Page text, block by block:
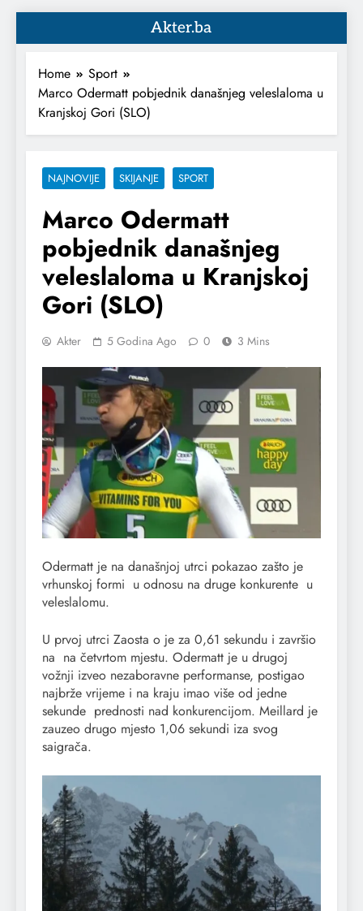
Akter.ba
Home
Sport
Marco Odermatt pobjednik današnjeg veleslaloma u
Kranjskoj Gori (SLO)
NAJNOVIJE SKIJANJE SPORT
Marco Odermatt
pobjednik današnjeg
veleslaloma u Kranjskoj
Gori (SLO)
Akter 5 Godina Ago 0 3 Mins
Odermatt je na današnjoj utrci pokazao zašto je
vrhunskoj formi u odnosu na druge konkurente u
veleslalomu.
U prvoj utrci Zaosta o je za 0,61 sekundu i završio
na na četvrtom mjestu. Odermatt je u drugoj
vožnji izveo nezaboravne performanse, postigao
najbrže vrijeme i na kraju imao više od jedne
sekunde prednosti nad konkurencijom. Meillard je
zauzeo drugo mjesto 1,06 sekundi iza svog
saigrača.